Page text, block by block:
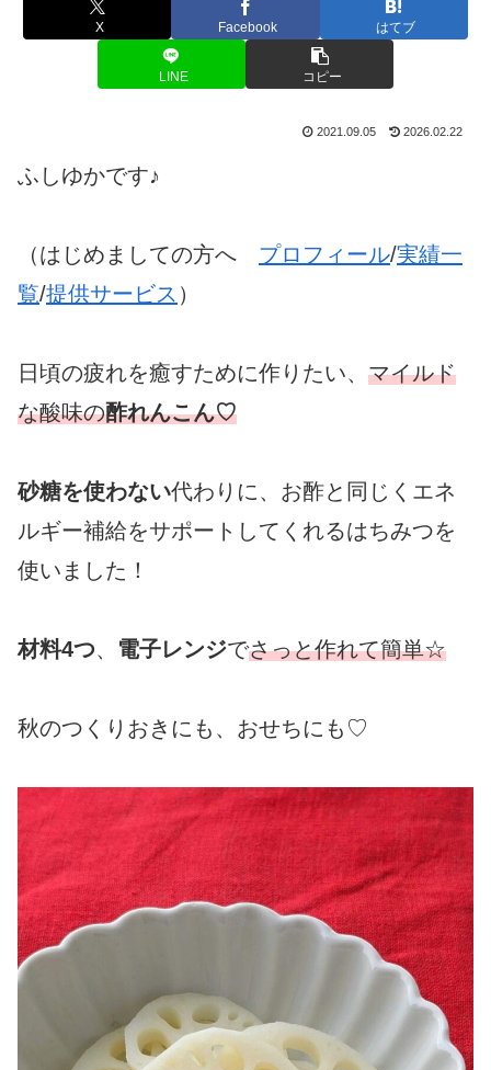
X Facebook はてブ
LINE コピー
2021.09.05 2026.02.22
ふしゆかです♪
（はじめましての方へ プロフィール/実績一
覧/提供サービス ）
日頃の疲れを癒すために作りたい、 マイルド
な酸味の酢れんこん♡
砂糖を使わない代わりに、お酢と同じくエネ
ルギー補給をサポートしてくれるはちみつを
使いました！
材料4つ、 電子レンジでさっと作れて簡単☆
秋のつくりおきにも、おせちにも♡